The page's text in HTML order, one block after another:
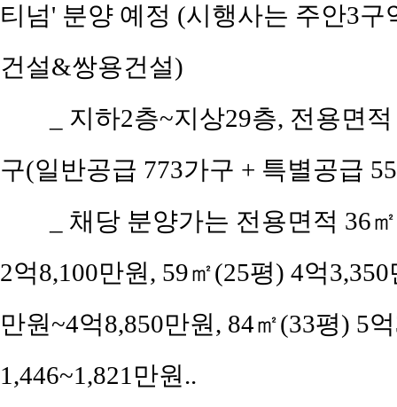
티넘' 분양 예정 (시행사는 주안3
건설&쌍용건설)
지하2층~지상29층, 전용면
구(일반공급 773가구 + 특별공급
채당 분양가는 전용면적 36
2억8,100만원, 59㎡(25평) 4억
만원~4억8,850만원, 84㎡(33평) 5
1,446~1,821만원..